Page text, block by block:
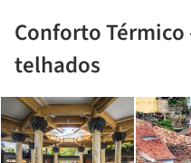
Conforto Térmico
telhados